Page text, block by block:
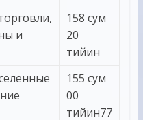
и
158 сум
20
тийин
155 сум
00
тийин77